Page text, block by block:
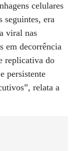
celulares
seguintes, era
viral nas
em decorrência
replicativa do
persistente
relata a